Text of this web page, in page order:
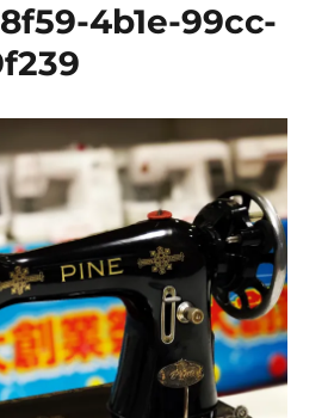
4b1e-99cc-